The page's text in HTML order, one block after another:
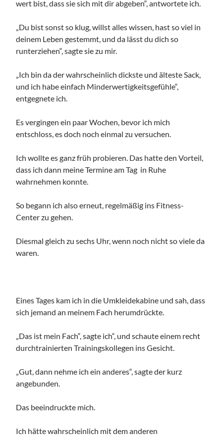
wert bist, dass sie sich mit dir abgeben“, antwortete ich.
„Du bist sonst so klug, willst alles wissen, hast so viel in
deinem Leben gestemmt, und da lässt du dich so
runterziehen“, sagte sie zu mir.
„Ich bin da der wahrscheinlich dickste und älteste Sack,
und ich habe einfach Minderwertigkeitsgefühle“,
entgegnete ich.
Es vergingen ein paar Wochen, bevor ich mich
entschloss, es doch noch einmal zu versuchen.
Ich wollte es ganz früh probieren. Das hatte den Vorteil,
dass ich dann meine Termine am Tag in Ruhe
wahrnehmen konnte.
So begann ich also erneut, regelmäßig ins Fitness-
Center zu gehen.
Diesmal gleich zu sechs Uhr, wenn noch nicht so viele da
waren.
Eines Tages kam ich in die Umkleidekabine und sah, dass
sich jemand an meinem Fach herumdrückte.
„Das ist mein Fach“, sagte ich“, und schaute einem recht
durchtrainierten Trainingskollegen ins Gesicht.
„Gut, dann nehme ich ein anderes“, sagte der kurz
angebunden.
Das beeindruckte mich.
Ich hätte wahrscheinlich mit dem anderen